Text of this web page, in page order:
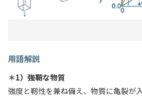
用語解説
＊1）強靭な物質
強度と靭性を兼ね備え、物質に亀裂が